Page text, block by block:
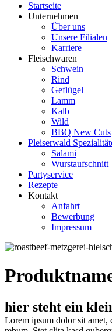
Startseite
Unternehmen
Über uns
Unsere Filialen
Karriere
Fleischwaren
Schwein
Rind
Geflügel
Lamm
Kalb
Wild
BBQ New Cuts
Pleiserwald
Salami
Wurstaufschnitt
Partyservice
Rezepte
Kontakt
Anfahrt
Bewerbung
Impressum
hier steht ein
Lorem ipsum dolor sit amet,